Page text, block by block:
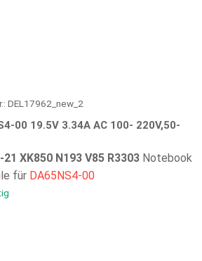
DEL17962_new_2
00 19.5V 3.34A AC 100- 220V,50-
21 XK850 N193 V85 R3303 Notebook
für DA65NS4-00